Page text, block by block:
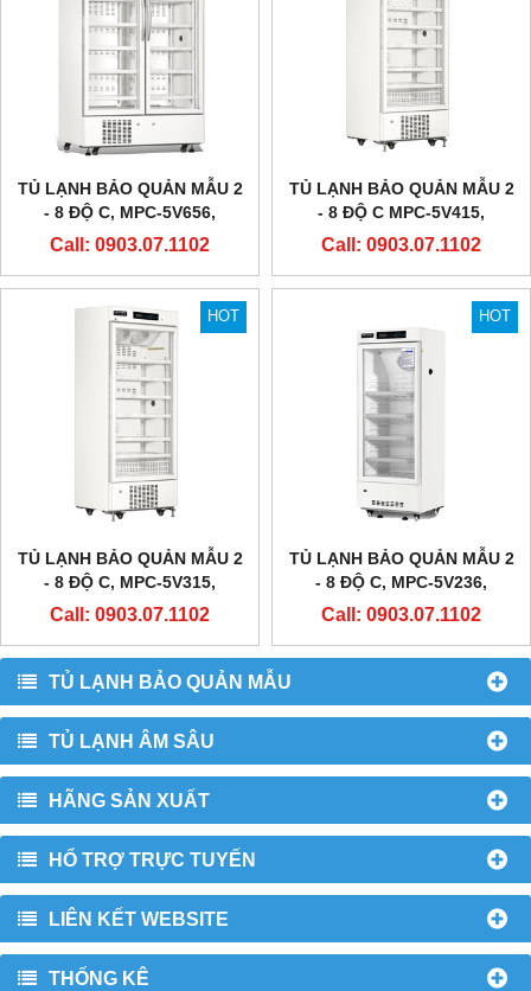
TỦ LẠNH BẢO QUẢN MẪU
TỦ LẠNH ÂM SÂU
HÃNG SẢN XUẤT
HỔ TRỢ TRỰC TUYẾN
LIÊN KẾT WEBSITE
THỐNG KÊ
TỦ LẠNH BẢO QUẢN MẪU 2
- 8 ĐỘ C, MPC-5V656,
METHER BIOMEDICAL
Call: 0903.07.1102
TỦ LẠNH BẢO QUẢN MẪU 2
- 8 ĐỘ C MPC-5V415,
METHER BIOMEDICAL
Call: 0903.07.1102
HOT
TỦ LẠNH BẢO QUẢN MẪU 2
- 8 ĐỘ C, MPC-5V315,
METHER BIOMEDICAL
Call: 0903.07.1102
HOT
TỦ LẠNH BẢO QUẢN MẪU 2
- 8 ĐỘ C, MPC-5V236,
METHER BIOMEDICAL
Call: 0903.07.1102